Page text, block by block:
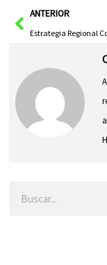
AntANTERIOR